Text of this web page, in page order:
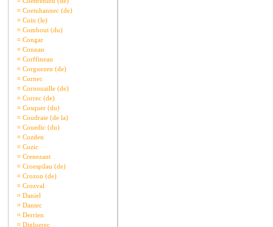
¤ Coetuhannec (de)
¤ Coin (le)
¤ Combout (du)
¤ Congar
¤ Connan
¤ Corffineau
¤ Corguezen (de)
¤ Cornec
¤ Cornouaille (de)
¤ Correc (de)
¤ Cosquer (du)
¤ Coudraie (de la)
¤ Couedic (du)
¤ Cozden
¤ Cozic
¤ Crenezant
¤ Croespilau (de)
¤ Crozon (de)
¤ Crozval
¤ Daniel
¤ Dantec
¤ Derrien
¤ Digloerec